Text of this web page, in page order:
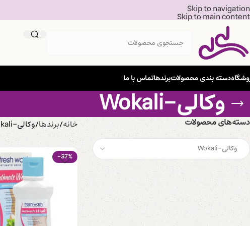
Skip to navigation
Skip to main content
دسته بندی محصولاتبرندهاتماس با ما
وکالی-Wokali
دسته‌های محصولات خانه برندها وکالی-Wokali
-37%